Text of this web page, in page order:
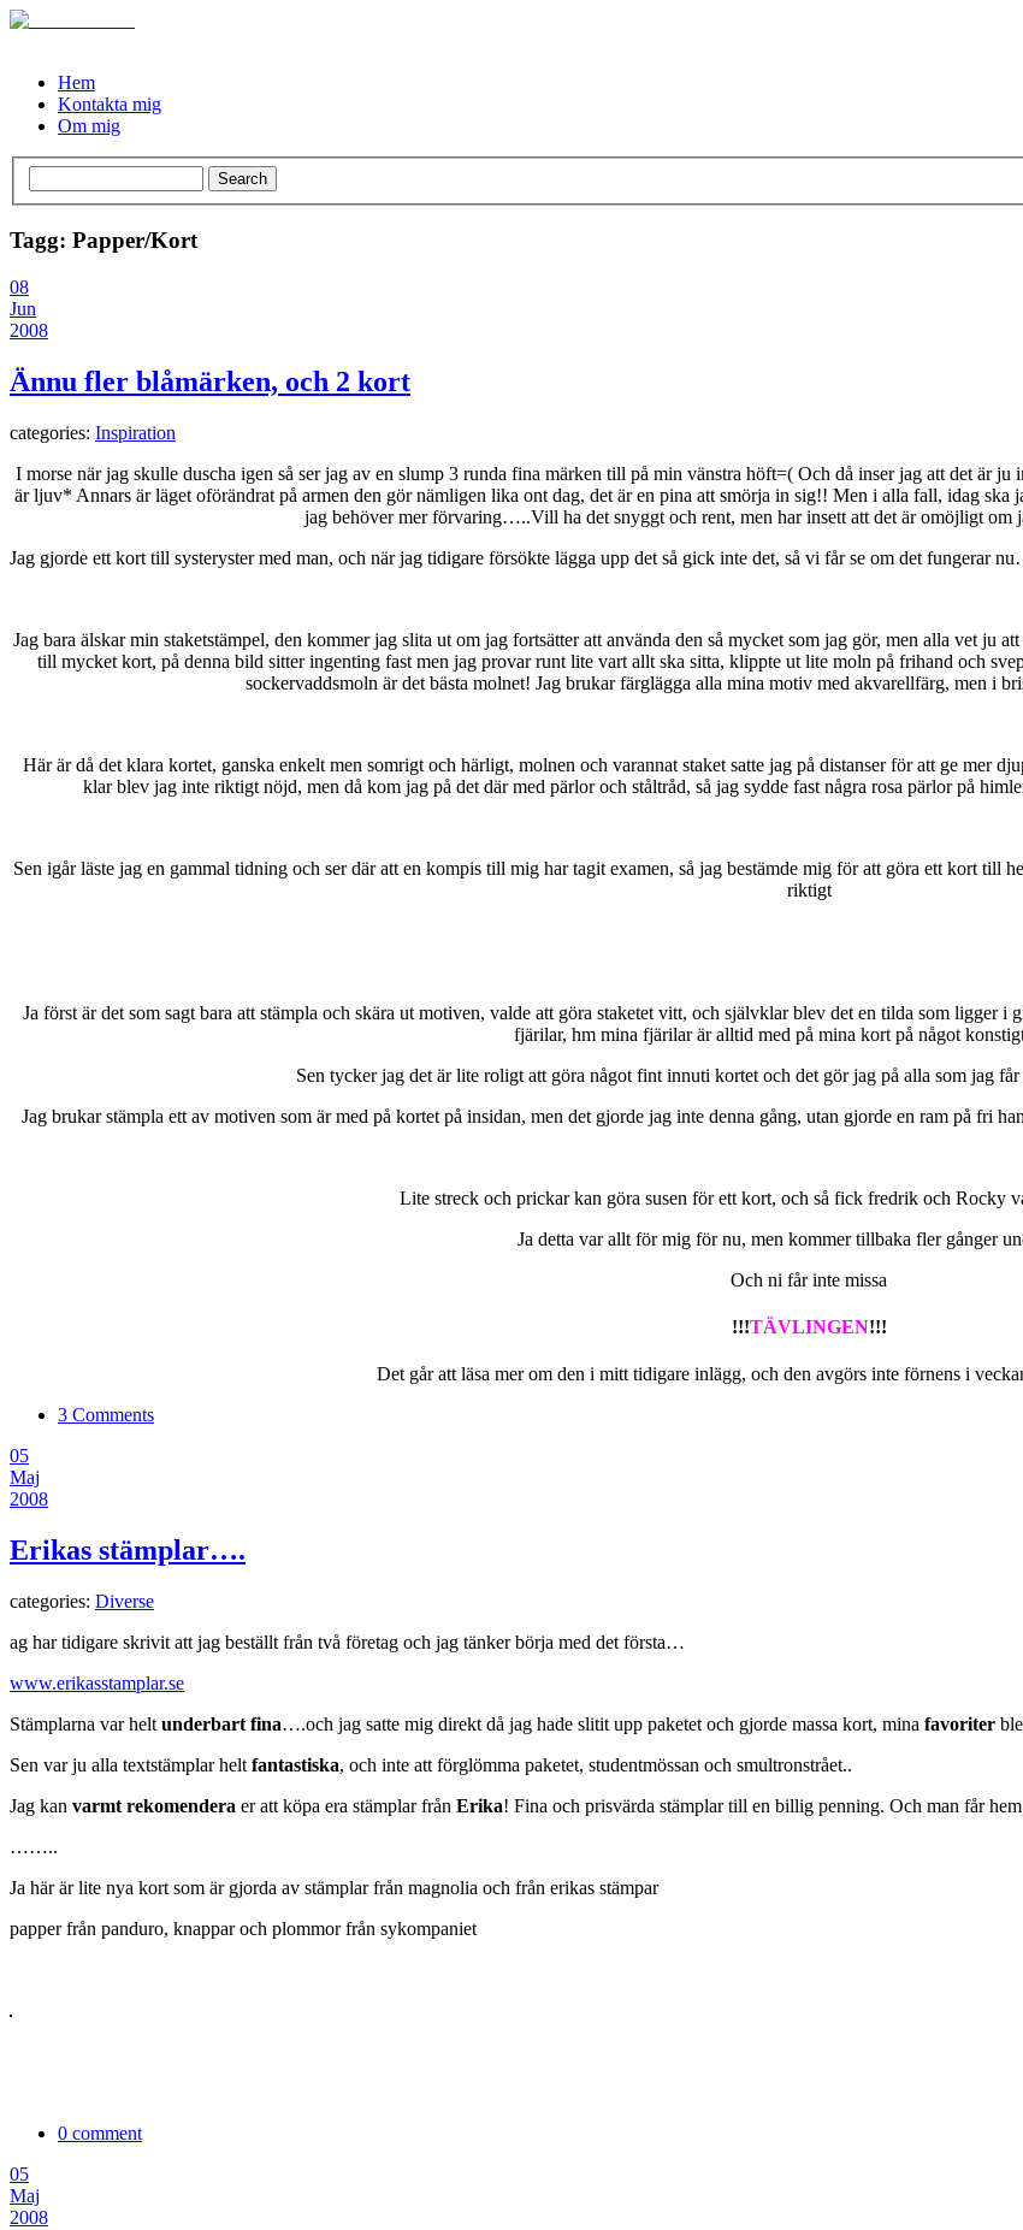
Hem
Kontakta mig
Om mig
Tagg: Papper/Kort
08
Jun
2008
Ännu fler blåmärken, och 2 kort
categories: Inspiration
I morse när jag skulle duscha igen så ser jag av en slump 3 runda fina märken till på min vänstra höft=( Och då inser jag att det är
är ljuv* Annars är läget oförändrat på armen den gör nämligen lika ont dag, det är en pina att smörja in sig!! Men i alla fall, idag
jag behöver mer förvaring…..Vill ha det snyggt och rent, men har insett att det är omöjligt
Jag gjorde ett kort till systeryster med man, och när jag tidigare försökte lägga upp det så gick inte det, så vi får se om det fungerar
Jag bara älskar min staketstämpel, den kommer jag slita ut om jag fortsätter att använda den så mycket som jag gör, men alla vet ju
till mycket kort, på denna bild sitter ingenting fast men jag provar runt lite vart allt ska sitta, klippte ut lite moln på frihand och
sockervaddsmoln är det bästa molnet! Jag brukar färglägga alla mina motiv med akvarellfärg, men i
Här är då det klara kortet, ganska enkelt men somrigt och härligt, molnen och varannat staket satte jag på distanser för att ge mer
klar blev jag inte riktigt nöjd, men då kom jag på det där med pärlor och ståltråd, så jag sydde fast några rosa pärlor på
Sen igår läste jag en gammal tidning och ser där att en kompis till mig har tagit examen, så jag bestämde mig för att göra ett kort till
riktigt
Ja först är det som sagt bara att stämpla och skära ut motiven, valde att göra staketet vitt, och självklar blev det en tilda som ligger
fjärilar, hm mina fjärilar är alltid med på mina kort på något
Sen tycker jag det är lite roligt att göra något fint innuti kortet och det gör jag på alla som jag
Jag brukar stämpla ett av motiven som är med på kortet på insidan, men det gjorde jag inte denna gång, utan gjorde en ram på fri
Lite streck och prickar kan göra susen för ett kort, och så fick fredrik och Rocky
Ja detta var allt för mig för nu, men kommer tillbaka fler gånger
Och ni får inte missa
!!!TÄVLINGEN!!!
Det går att läsa mer om den i mitt tidigare inlägg, och den avgörs inte förnens i
3 Comments
05
Maj
2008
Erikas stämplar….
categories: Diverse
ag har tidigare skrivit att jag beställt från två företag och jag tänker börja med det första…
www.erikasstamplar.se
Stämplarna var helt underbart fina….och jag satte mig direkt då jag hade slitit upp paketet och gjorde massa kort, mina favoriter
Sen var ju alla textstämplar helt fantastiska, och inte att förglömma paketet, studentmössan och smultronstrået..
Jag kan varmt rekomendera er att köpa era stämplar från Erika! Fina och prisvärda stämplar till en billig penning. Och man får
……..
Ja här är lite nya kort som är gjorda av stämplar från magnolia och från erikas stämpar
papper från panduro, knappar och plommor från sykompaniet
0 comment
05
Maj
2008